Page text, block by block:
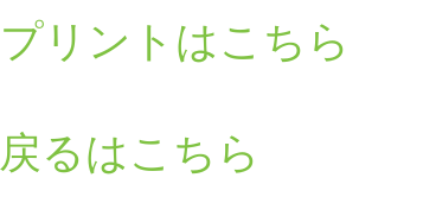
リントはこちら
るはこちら